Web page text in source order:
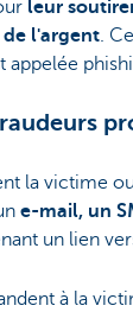
leur
l'argent.
la victime
e-mail, un
un lien
à la